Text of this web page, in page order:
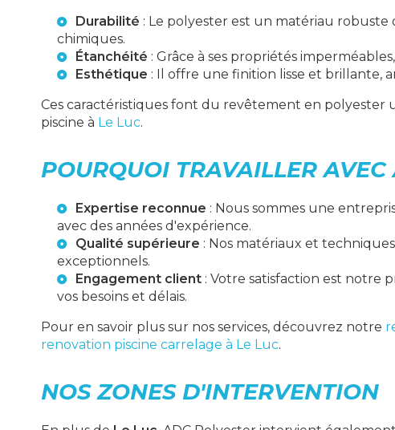
Durabilité : Le polyester est un matériau
chimiques.
Étanchéité : Grâce à ses propriétés
Esthétique : Il offre une finition lisse et brillante,
Ces caractéristiques font du revêtement en
piscine à Le Luc.
POURQUOI TRAVAILLER AVEC
Expertise reconnue : Nous sommes une
avec des années d'expérience.
Qualité supérieure : Nos matériaux et
exceptionnels.
Engagement client : Votre satisfaction est notre
vos besoins et délais.
Pour en savoir plus sur nos services, découvrez notre
renovation piscine carrelage à Le Luc.
NOS ZONES D'INTERVENTION